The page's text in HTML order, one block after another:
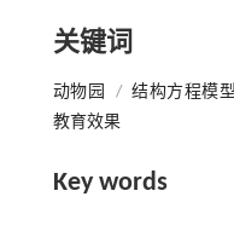
关键词
动物园 / 结构方程模
教育效果
Key words